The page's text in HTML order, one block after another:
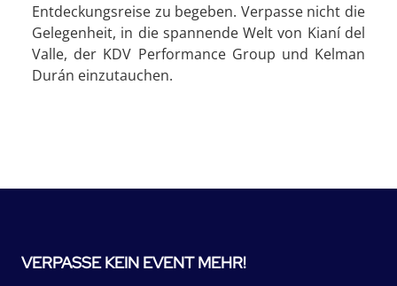
Entdeckungsreise zu begeben. Verpasse nicht die
Gelegenheit, in die spannende Welt von Kianí del
Valle, der KDV Performance Group und Kelman
Durán einzutauchen.
VERPASSE KEIN EVENT MEHR!